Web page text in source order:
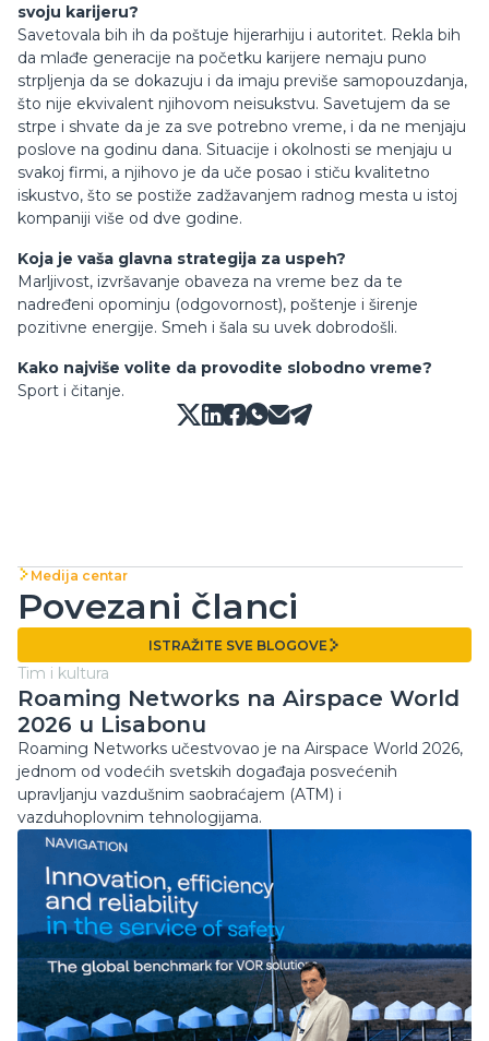
svoju karijeru?
Savetovala bih ih da poštuje hijerarhiju i autoritet. Rekla bih
da mlađe generacije na početku karijere nemaju puno
strpljenja da se dokazuju i da imaju previše samopouzdanja,
što nije ekvivalent njihovom neisukstvu. Savetujem da se
strpe i shvate da je za sve potrebno vreme, i da ne menjaju
poslove na godinu dana. Situacije i okolnosti se menjaju u
svakoj firmi, a njihovo je da uče posao i stiču kvalitetno
iskustvo, što se postiže zadžavanjem radnog mesta u istoj
kompaniji više od dve godine.
Koja je vaša glavna strategija za uspeh?
Marljivost, izvršavanje obaveza na vreme bez da te
nadređeni opominju (odgovornost), poštenje i širenje
pozitivne energije. Smeh i šala su uvek dobrodošli.
Kako najviše volite da provodite slobodno vreme?
Sport i čitanje.
Medija centar
Povezani članci
ISTRAŽITE SVE BLOGOVE
ISTRAŽITE SVE BLOGOVE
Tim i kultura
Roaming Networks na Airspace World
2026 u Lisabonu
Roaming Networks učestvovao je na Airspace World 2026,
jednom od vodećih svetskih događaja posvećenih
upravljanju vazdušnim saobraćajem (ATM) i
vazduhoplovnim tehnologijama.